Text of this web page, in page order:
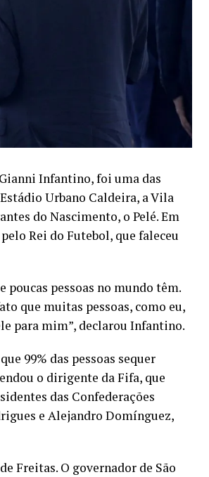
Infantino, foi uma das
Urbano Caldeira, a Vila
do Nascimento, o Pelé. Em
Rei do Futebol, que faleceu
poucas pessoas no mundo têm.
que muitas pessoas, como eu,
para mim”, declarou Infantino.
99% das pessoas sequer
o dirigente da Fifa, que
das Confederações
e Alejandro Domínguez,
Freitas. O governador de São